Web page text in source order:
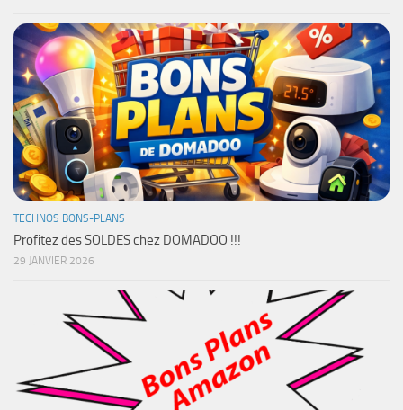
TECHNOS BONS-PLANS
Profitez des SOLDES chez DOMADOO !!!
29 JANVIER 2026